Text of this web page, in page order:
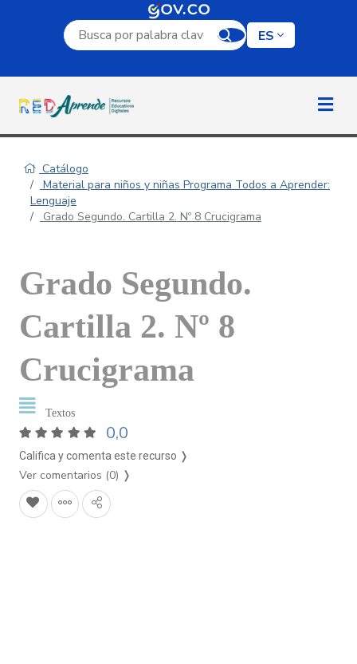
Campo de búsqueda por palabra clave
ES
Catálogo
Material para niños y niñas Programa Todos a Aprender:
Lenguaje
Grado Segundo. Cartilla 2. Nº 8 Crucigrama
Grado Segundo.
Cartilla 2. Nº 8
Crucigrama
Textos
0,0
Califica y comenta este recurso ❭
Ver comentarios (0) ❭